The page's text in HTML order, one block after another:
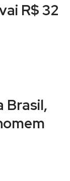
R$ 32
Brasil,